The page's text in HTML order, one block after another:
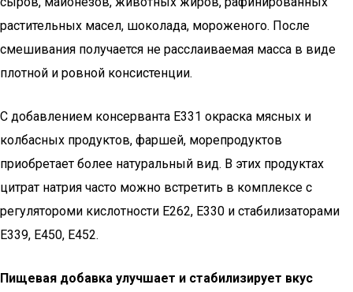
растительных масел, шоколада, мороженого. После
смешивания получается не расслаиваемая масса в виде
плотной и ровной консистенции.
С добавлением консерванта Е331 окраска мясных и
колбасных продуктов, фаршей, морепродуктов
приобретает более натуральный вид. В этих продуктах
цитрат натрия часто можно встретить в комплексе с
регулятороми кислотности Е262, Е330 и стабилизаторами
Е339, Е450, Е452.
Пищевая добавка улучшает и стабилизирует вкус